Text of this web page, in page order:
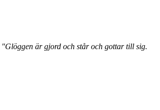
"Glöggen är gjord och står och gottar till sig.